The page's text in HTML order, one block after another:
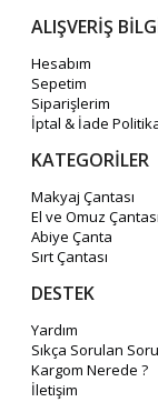
ALIŞVERİŞ
Hesabım
Sepetim
Siparişlerim
İptal & İade
KATEGORİLER
Makyaj Çantası
El ve Omuz Çantası
Abiye Çanta
Sırt Çantası
DESTEK
Yardım
Sıkça Sorulan
Kargom Nerede ?
İletişim